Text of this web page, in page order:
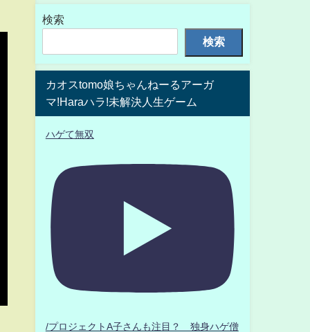
検索
検索
カオスtomo娘ちゃんねーるアーガ
マ!Haraハラ!未解決人生ゲーム
ハゲて無双
/プロジェクトA子さんも注目？ 独身ハゲ僧